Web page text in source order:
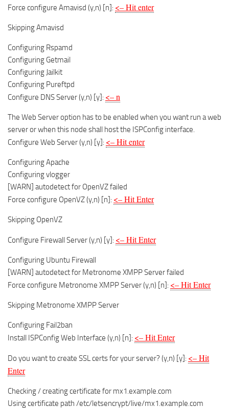
Force configure Amavisd (y,n) [n]: <– Hit enter
Skipping Amavisd
Configuring Rspamd
Configuring Getmail
Configuring Jailkit
Configuring Pureftpd
Configure DNS Server (y,n) [y]: <– n
The Web Server option has to be enabled when you want run a web
server or when this node shall host the ISPConfig interface.
Configure Web Server (y,n) [y]: <– Hit enter
Configuring Apache
Configuring vlogger
[WARN] autodetect for OpenVZ failed
Force configure OpenVZ (y,n) [n]: <– Hit Enter
Skipping OpenVZ
Configure Firewall Server (y,n) [y]: <– Hit Enter
Configuring Ubuntu Firewall
[WARN] autodetect for Metronome XMPP Server failed
Force configure Metronome XMPP Server (y,n) [n]: <– Hit Enter
Skipping Metronome XMPP Server
Configuring Fail2ban
Install ISPConfig Web Interface (y,n) [n]: <– Hit Enter
Do you want to create SSL certs for your server? (y,n) [y]: <– Hit
Enter
Checking / creating certificate for mx1.example.com
Using certificate path /etc/letsencrypt/live/mx1.example.com